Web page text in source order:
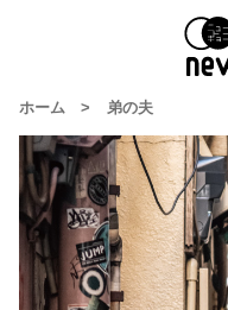
ホーム > 弟の夫